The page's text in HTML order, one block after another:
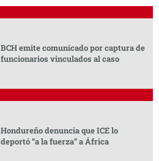
BCH emite comunicado por captura de
funcionarios vinculados al caso
Hondureño denuncia que ICE lo
deportó “a la fuerza” a África